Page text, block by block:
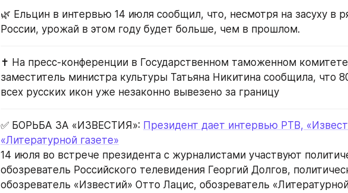
🌿 Ельцин в интервью 14 июля сообщил, что, несмотря на засуху в
России, урожай в этом году будет больше, чем в прошлом.
✝️ На пресс-конференции в Государственном таможенном
заместитель министра культуры Татьяна Никитина сообщила, что
всех русских икон уже незаконно вывезено за границу
✅ БОРЬБА ЗА «ИЗВЕСТИЯ»: Президент дает интервью РТВ,
«Литературной газете»
14 июля во встрече президента с журналистами участвуют
обозреватель Российского телевидения Георгий Долгов,
обозреватель «Известий» Отто Лацис, обозреватель